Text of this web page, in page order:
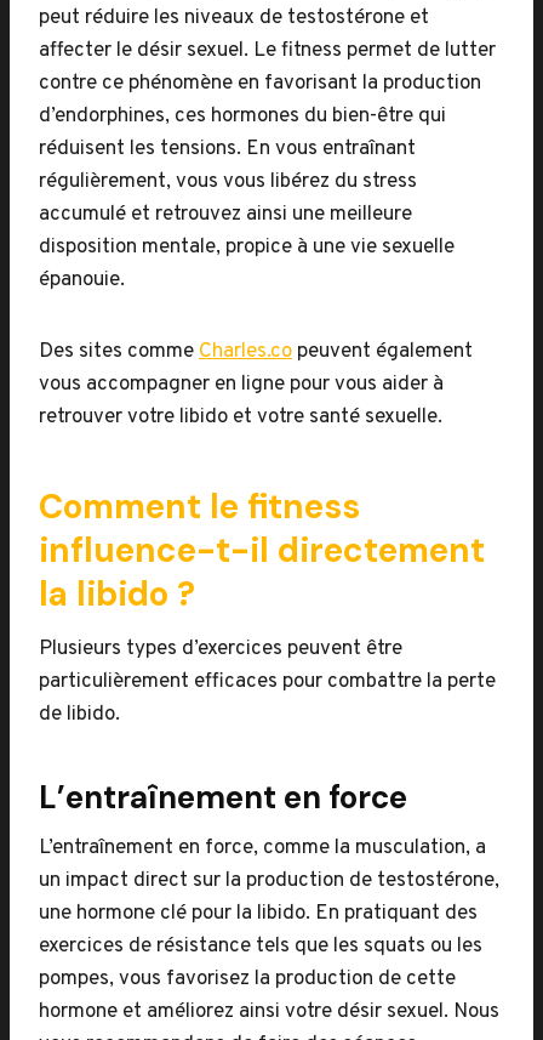
peut réduire les niveaux de testostérone et
affecter le désir sexuel. Le fitness permet de lutter
contre ce phénomène en favorisant la production
d’endorphines, ces hormones du bien-être qui
réduisent les tensions. En vous entraînant
régulièrement, vous vous libérez du stress
accumulé et retrouvez ainsi une meilleure
disposition mentale, propice à une vie sexuelle
épanouie.
Des sites commeCharles.co peuvent également
vous accompagner en ligne pour vous aider à
retrouver votre libido et votre santé sexuelle.
Comment le fitness
influence-t-il directement
la libido ?
Plusieurs types d’exercices peuvent être
particulièrement efficaces pour combattre la perte
de libido.
L’entraînement en force
L’entraînement en force, comme la musculation, a
un impact direct sur la production de testostérone,
une hormone clé pour la libido. En pratiquant des
exercices de résistance tels que les squats ou les
pompes, vous favorisez la production de cette
hormone et améliorez ainsi votre désir sexuel. Nous